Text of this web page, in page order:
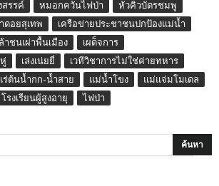
สรรค์ หมอกควันไฟป่า
หัวคิวบัตรชมพู
ดอยสุเทพ
เครือข่ายประชาชนปกป้องแม่น้ำ
าชนเผ่าพื้นเมือง
เผด็จการ
เล่งเน่ยยี่
เวทีวิชาการไม่ใช่ค่ายทหาร
ร่ต้นน้ำกก-น้ำสาย แม่น้ำโขง
แม่แจ่มโมเดล
โรงเรียนผู้สูงอายุ ไฟป่า